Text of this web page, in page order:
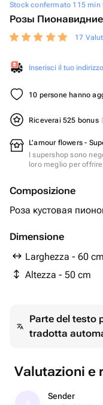
Stock confermato 115 min
Розы
17
Inserisci il tuo indirizzo
10 persone hanno
Riceverai 525 bonus
L’amour flowers -
I supershop sono
loro meglio per
Composizione
Роза кустовая
Dimensione
Larghezza - 60 cm
Altezza - 50 cm
Parte del testo
tradotta
Valutazioni e
Sender